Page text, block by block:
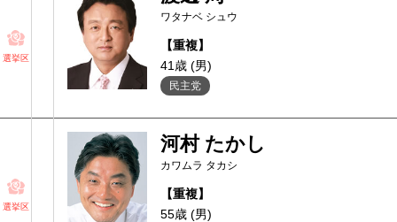
選挙区
ワタナベ シュウ
【重複】
41歳 (男)
民主党
選挙区
河村 たかし
カワムラ タカシ
【重複】
55歳 (男)